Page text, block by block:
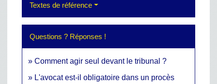
Textes de référence
Questions ? Réponses !
Comment agir seul devant le tribunal ?
L'avocat est-il obligatoire dans un procès